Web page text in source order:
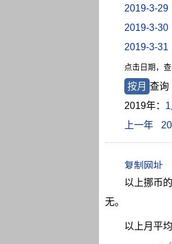
2019-3-29
2019-3-30
2019-3-31
点击日期，
按月 查询
2019年： 1
上一年
以上挪币
无。
以上月平